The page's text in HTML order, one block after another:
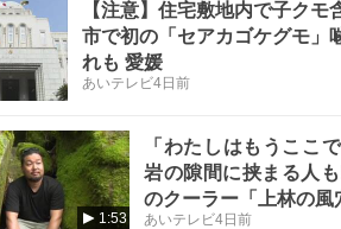
【注意】住宅敷地内で子ク
市で初の「セアカゴケグモ」
れも 愛媛
あいテレビ4日前
1:53
「わたしはもうここ
岩の隙間に挟まる人
のクーラー「上林の風
あいテレビ4日前